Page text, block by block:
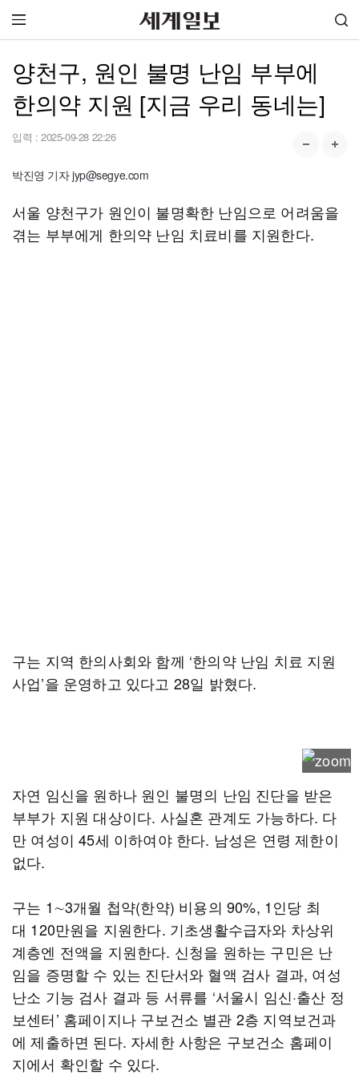
양천구, 원인 불명 난임 부부에
한의약 지원 [지금 우리 동네는]
입력 : 2025-09-28 22:26
박진영 기자 jyp@segye.com
서울 양천구가 원인이 불명확한 난임으로 어려움을
겪는 부부에게 한의약 난임 치료비를 지원한다.
구는 지역 한의사회와 함께 ‘한의약 난임 치료 지원
사업’을 운영하고 있다고 28일 밝혔다.
자연 임신을 원하나 원인 불명의 난임 진단을 받은
부부가 지원 대상이다. 사실혼 관계도 가능하다. 다
만 여성이 45세 이하여야 한다. 남성은 연령 제한이
없다.
구는 1∼3개월 첩약(한약) 비용의 90%, 1인당 최
대 120만원을 지원한다. 기초생활수급자와 차상위
계층엔 전액을 지원한다. 신청을 원하는 구민은 난
임을 증명할 수 있는 진단서와 혈액 검사 결과, 여성
난소 기능 검사 결과 등 서류를 ‘서울시 임신·출산 정
보센터’ 홈페이지나 구보건소 별관 2층 지역보건과
에 제출하면 된다. 자세한 사항은 구보건소 홈페이
지에서 확인할 수 있다.